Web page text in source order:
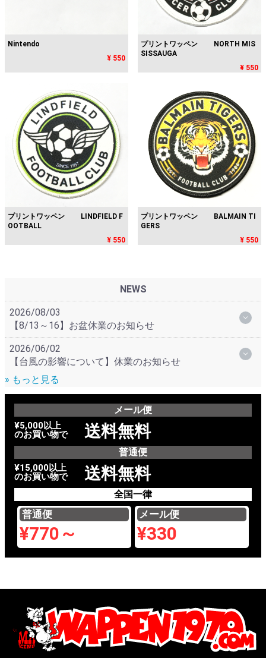
Nintendo
¥ 550
プリントワッペン NORTH MIS
SISSAUGA
¥ 550
プリントワッペン LINDFIELD F
OOTBALL
¥ 550
プリントワッペン BALMAIN TI
GERS
¥ 550
NEWS
2026/08/03
【8/13～16】お盆休業のお知らせ
2026/06/02
【台風の影響について】休業のお知らせ
» もっと見る
メール便
¥5,000以上
のお買い物で
送料無料
普通便
¥15,000以上
のお買い物で
送料無料
全国一律
普通便
¥770～
メール便
¥330